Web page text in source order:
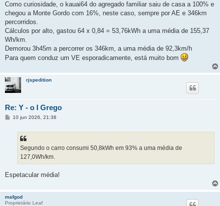
Como curiosidade, o kauai64 do agregado familiar saiu de casa a 100% e
chegou a Monte Gordo com 16%, neste caso, sempre por AE e 346km
percorridos.
Cálculos por alto, gastou 64 x 0,84 = 53,76kWh a uma média de 155,37
Wh/km.
Demorou 3h45m a percorrer os 346km, a uma média de 92,3km/h
Para quem conduz um VE esporadicamente, está muito bom
rjspedition
Re: Y - o I Grego
M10 jun 2026, 21:38
Segundo o carro consumi 50,8kWh em 93% a uma média de
127,0Wh/km.
Espetacular média!
mafgod
Proprietário Leaf